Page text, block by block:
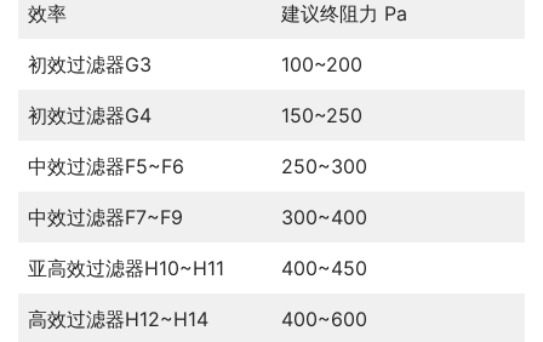
效率 建议终阻力 Pa
初效过滤器G3 100~200
初效过滤器G4 150~250
中效过滤器F5~F6 250~300
中效过滤器F7~F9 300~400
亚高效过滤器H10~H11 400~450
高效过滤器H12~H14 400~600